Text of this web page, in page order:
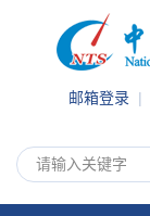
邮箱登录 |